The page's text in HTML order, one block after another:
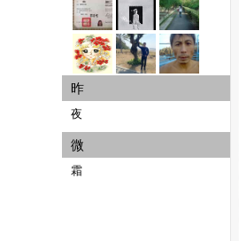
昨
夜
微
霜